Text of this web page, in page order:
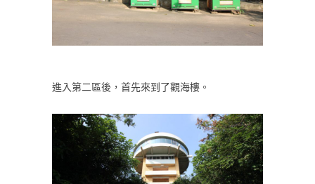
進入第二區後，首先來到了觀海樓。